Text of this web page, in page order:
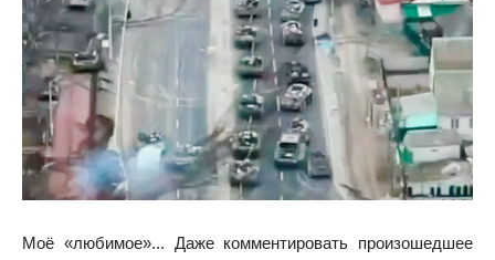
Моё «любимое»... Даже комментировать произошедшее